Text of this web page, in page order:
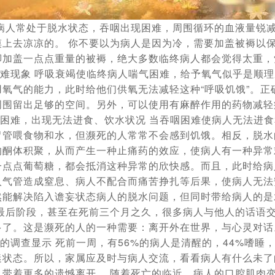
人常处于脱水状态，吞咽出现困难，周围循环的血液量锐
去凉凉的。 你不要以为病人是因为冷，需要加盖被褥以
盖一点点重量的被褥，绝大多数临终病人都会觉得太重
现象 呼吸衰竭使临终病人喘气困难，给予氧气似乎是顺
气的能力，此时给他们供氧无法减轻这种“呼吸饥饿”。
留出足够的空间。另外，可以使用有麻醉作用的药物减
难，出现无法进食、饮水状况 当吞咽困难使病人无法进
喂食物和水，但濒死的人常常不会感到饥饿。相反，脱
体积聚，从而产生一种止痛药的效应，使病人有一种异
点葡萄糖，都会抵消这种异常的欣快感。而且，此时给
管造成窒息、病人不配合而痛苦挣扎等后果，使病人无
解决陷入谵妄状态病人的脱水问题，但同时带给病人的
后阶段，甚至在死前三个月之久，很多病人与他人的话语
。这是濒死的人的一种需要：离开外在世界，与心灵对
调查显示 死前一周，有56%的病人是清醒的，44%嗜睡
态。所以，家属应及时与病人交流，看看病人有什么未